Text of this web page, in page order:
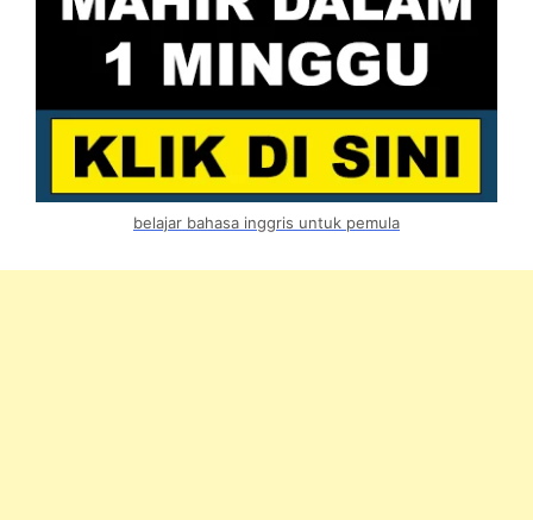
belajar bahasa inggris untuk pemula